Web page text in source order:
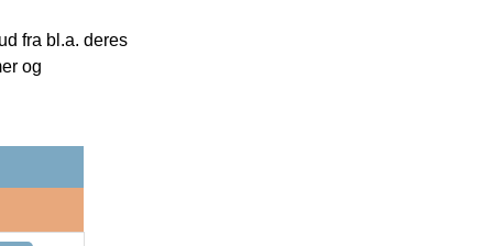
fra bl.a. deres
og